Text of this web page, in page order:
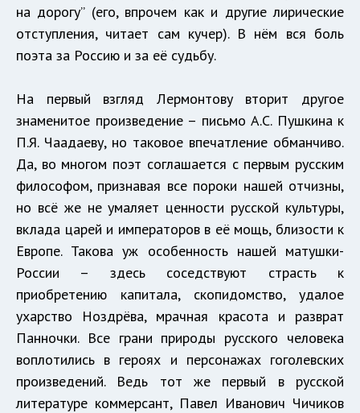
на дорогу” (его, впрочем как и другие лирические
отступления, читает сам кучер). В нём вся боль
поэта за Россию и за её судьбу.
На первый взгляд Лермонтову вторит другое
знаменитое произведение – письмо А.С. Пушкина к
П.Я. Чаадаеву, но таковое впечатление обманчиво.
Да, во многом поэт соглашается с первым русским
философом, признавая все пороки нашей отчизны,
но всё же не умаляет ценности русской культуры,
вклада царей и императоров в её мощь, близости к
Европе. Такова уж особенность нашей матушки-
России – здесь соседствуют страсть к
приобретению капитала, скопидомство, удалое
ухарство Ноздрёва, мрачная красота и разврат
Панночки. Все грани природы русского человека
воплотились в героях и персонажах гоголевских
произведений. Ведь тот же первый в русской
литературе коммерсант, Павел Иванович Чичиков